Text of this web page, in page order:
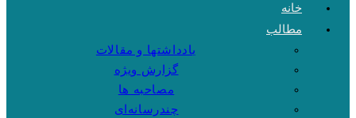
خانه
مطالب
یادداشتها و مقالات
گزارش ویژه
مصاحبه ها
چندرسانه‌ای